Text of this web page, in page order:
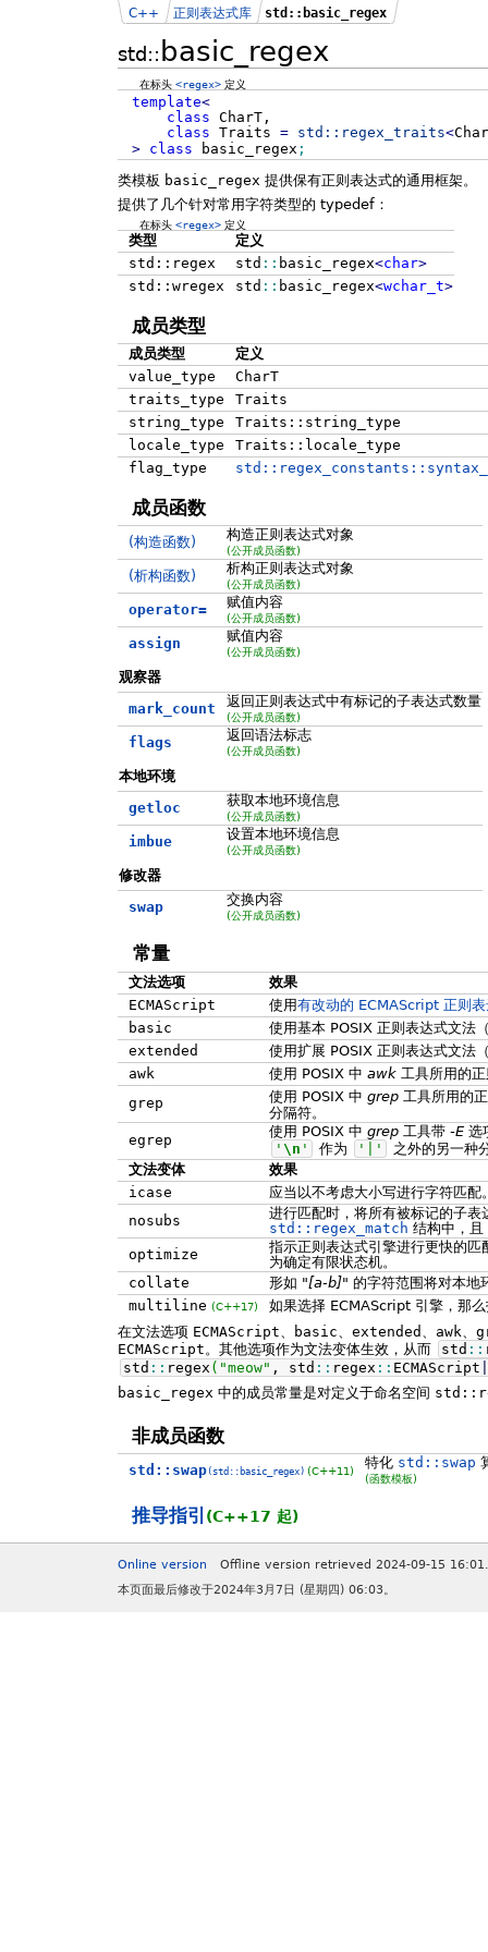
std:: basic_regex
C++ 正则表达式库 std::basic_regex
在标头<regex> 定义
template<
class CharT,
class Traits = std:: regex_traits<
>
class basic_regex ;
类模板 basic_regex 提供保有正则表达式的通用框架。
提供了几个针对常用字符类型的 typedef：
在标头<regex> 定义
类型
定义
std::regex
std :: basic_regex<char>
std::wregex
std :: basic_regex<wchar_t>
成员类型
成员类型
定义
value_type
CharT
traits_type
Traits
string_type
Traits::string_type
locale_type
Traits::locale_type
flag_type
成员函数
(构造函数) 构造正则表达式对象
(公开成员函数)
(析构函数) 析构正则表达式对象
(公开成员函数)
operator= 赋值内容
(公开成员函数)
assign 赋值内容
(公开成员函数)
观察器
mark_count
返回正则表达式中有标记的子表达式数量
(公开成员函数)
flags 返回语法标志
(公开成员函数)
本地环境
getloc
获取本地环境信息
(公开成员函数)
imbue 设置本地环境信息
(公开成员函数)
修改器
swap
交换内容
(公开成员函数)
常量
文法选项
效果
ECMAScript
使用有改动的 ECMAScript 正则
basic
使用基本 POSIX 正则表达式文法
extended
使用扩展 POSIX 正则表达式文法
awk
使用 POSIX 中 awk工具所用的正
grep
使用 POSIX 中 grep工具所用的
分隔符。
egrep
使用 POSIX 中 grep工具带 -E选
' \n ' 作为 '|'
之外的另一种
文法变体
效果
icase
应当以不考虑大小写进行字符匹配
nosubs
进行匹配时，将所有被标记的子表
std::regex_match 结构中，且
optimize
指示正则表达式引擎进行更快的
为确定有限状态机。
collate
形如 "[a-b]" 的字符范围将对本地
multiline (C++17)
如果选择 ECMAScript 引擎，那
在文法选项 ECMAScript、 basic、 extended 、 awk、
ECMAScript。其他选项作为文法变体生效，从而 std ::
std :: regex ( "meow" , std :: regex :: ECMAScript
basic_regex 中的成员常量是对定义于命名空间
非成员函数
std::swap(std::basic_regex) (C++11) 特化 std::swap
(函数模板)
推导指引 (C++17 起)
Online version
Offline version retrieved 2024-09-15 16:01.
本页面最后修改于2024年3月7日 (星期四) 06:03。